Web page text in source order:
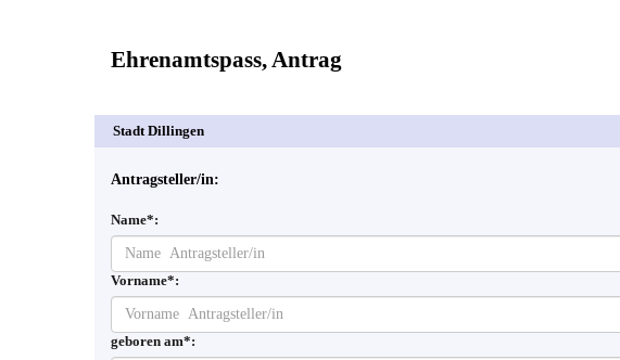
Ehrenamtspass, Antrag
Antragsteller/in:
Name*:
Vorname*:
geboren am*: